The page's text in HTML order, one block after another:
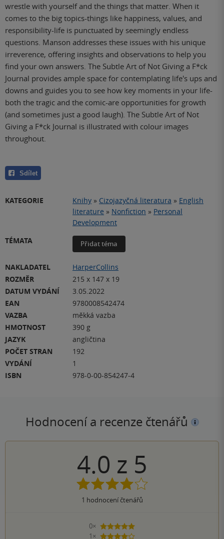
wrestle with yourself and the things that matter. When it
comes to the big topics-things like happiness, values, and
responsibility-life is punctuated by seemingly endless
questions. Manson addresses these issues with his unique
irreverence, offering insights and observations to help you
find your own answers. The Subtle Art of Not Giving a F*ck
Journal provides ample space for contemplating life's ups and
downs and guides you to see how key moments in your life-
both the tragic and the comic-are opportunities for growth
(and sometimes just a good laugh). The Subtle Art of Not
Giving a F*ck Journal is illustrated with colour images
throughout.
Sdílet
KATEGORIE Knihy » Cizojazyčná literatura » English
literature » Nonfiction » Personal
Development
TÉMATA
Přidat téma
NAKLADATEL
HarperCollins
ROZMĚR
215 x 147 x 19
DATUM VYDÁNÍ
3.05.2022
EAN
9780008542474
VAZBA
měkká vazba
HMOTNOST
390 g
JAZYK
angličtina
POČET STRAN
192
VYDÁNÍ
1
ISBN
978-0-00-854247-4
Hodnocení a recenze čtenářů
4.0 z 5
1 hodnocení čtenářů
0×
5 hvězdiček
1×